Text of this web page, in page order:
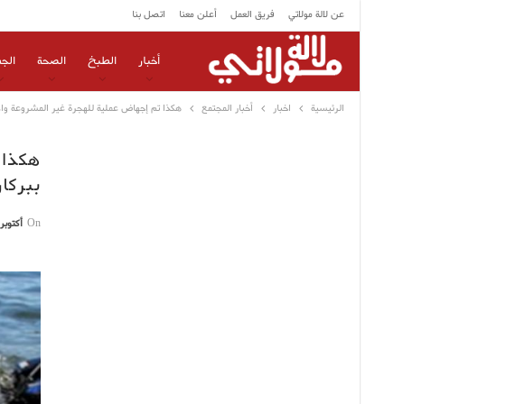
عن لالة مولاتي فريق العمل أعلن معنا اتصل بنا
أخبار الطبخ الصحة
الرئيسية اخبار أخبار المجتمع هكذا تم إجهاض عملية للهجرة غير المشروعة
On أكتوبر 10,